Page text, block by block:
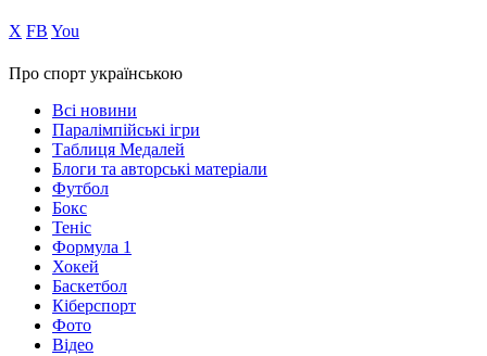
Х FB You
Про спорт українською
Всі новини
Паралімпійські ігри
Таблиця Медалей
Блоги та авторські матеріали
Футбол
Бокс
Теніс
Формула 1
Хокей
Баскетбол
Кіберспорт
Фото
Відео